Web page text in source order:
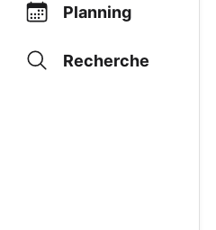
Planning
Recherche